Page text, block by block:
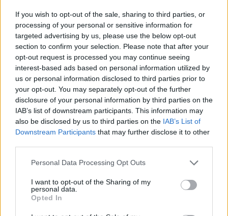
If you wish to opt-out of the sale, sharing to third parties, or
processing of your personal or sensitive information for
targeted advertising by us, please use the below opt-out
section to confirm your selection. Please note that after your
opt-out request is processed you may continue seeing
interest-based ads based on personal information utilized by
us or personal information disclosed to third parties prior to
your opt-out. You may separately opt-out of the further
disclosure of your personal information by third parties on the
IAB’s list of downstream participants. This information may
also be disclosed by us to third parties on the IAB’s List of
Downstream Participants that may further disclose it to other
Please note that this website/app uses one or more Google
not limited to your visit or usage behaviour. You may click to
grant or deny consent to Google and its third-party tags to
use your data for below specified purposes in below Google
consent section.
Personal Data Processing Opt Outs
I want to opt-out of the Sharing of my
personal data.
Opted In
E-mail cím
Feliratkozom a hírlevélre és elfogadom azadatvédelmi
szabályzatot!
FELIRATKOZÁS
LEGFRISSEBB
Megérkezett az eső a Duna